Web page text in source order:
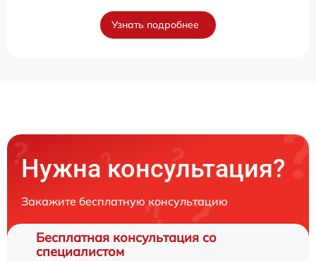
Узнать подробнее
Нужна консультация?
Закажите бесплатную консультацию
Бесплатная консультация со
специалистом